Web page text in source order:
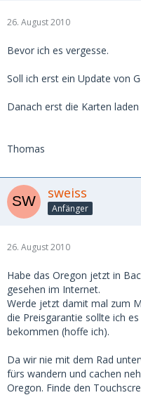
26. August 2010
Bevor ich es vergesse.
Soll ich erst ein Update von
Danach erst die Karten
Thomas
sweiss
Anfänger
26. August 2010
Habe das Oregon jetzt in
gesehen im Internet.
Werde jetzt damit mal zum
die Preisgarantie sollte ich
bekommen (hoffe ich).
Da wir nie mit dem Rad
fürs wandern und cachen
Oregon. Finde den